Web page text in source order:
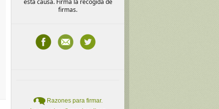
esta causa. Firma la recogida de
firmas.
Razones para firmar.